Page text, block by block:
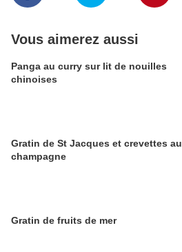
Vous aimerez aussi
Panga au curry sur lit de nouilles
chinoises
Gratin de St Jacques et crevettes au
champagne
Gratin de fruits de mer